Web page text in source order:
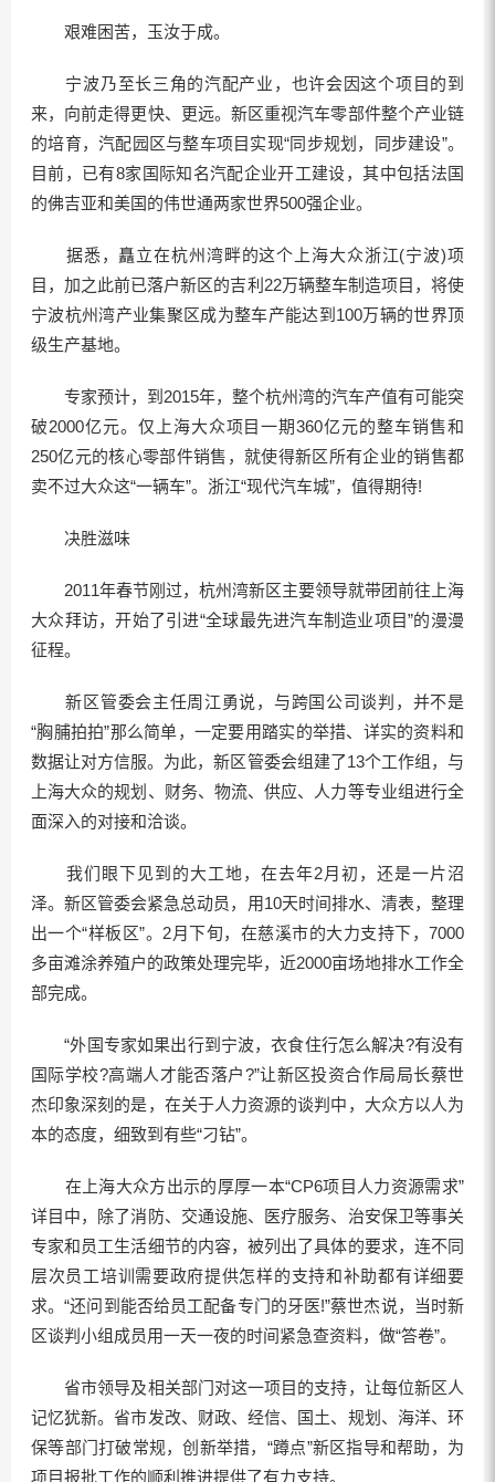
艰难困苦，玉汝于成。
宁波乃至长三角的汽配产业，也许会因这个项目的到
来，向前走得更快、更远。新区重视汽车零部件整个产业链
的培育，汽配园区与整车项目实现“同步规划，同步建设”。
目前，已有8家国际知名汽配企业开工建设，其中包括法国
的佛吉亚和美国的伟世通两家世界500强企业。
据悉，矗立在杭州湾畔的这个上海大众浙江(宁波)项
目，加之此前已落户新区的吉利22万辆整车制造项目，将使
宁波杭州湾产业集聚区成为整车产能达到100万辆的世界顶
级生产基地。
专家预计，到2015年，整个杭州湾的汽车产值有可能突
破2000亿元。仅上海大众项目一期360亿元的整车销售和
250亿元的核心零部件销售，就使得新区所有企业的销售都
卖不过大众这“一辆车”。浙江“现代汽车城”，值得期待!
决胜滋味
2011年春节刚过，杭州湾新区主要领导就带团前往上海
大众拜访，开始了引进“全球最先进汽车制造业项目”的漫漫
征程。
新区管委会主任周江勇说，与跨国公司谈判，并不是
“胸脯拍拍”那么简单，一定要用踏实的举措、详实的资料和
数据让对方信服。为此，新区管委会组建了13个工作组，与
上海大众的规划、财务、物流、供应、人力等专业组进行全
面深入的对接和洽谈。
我们眼下见到的大工地，在去年2月初，还是一片沼
泽。新区管委会紧急总动员，用10天时间排水、清表，整理
出一个“样板区”。2月下旬，在慈溪市的大力支持下，7000
多亩滩涂养殖户的政策处理完毕，近2000亩场地排水工作全
部完成。
“外国专家如果出行到宁波，衣食住行怎么解决?有没有
国际学校?高端人才能否落户?”让新区投资合作局局长蔡世
杰印象深刻的是，在关于人力资源的谈判中，大众方以人为
本的态度，细致到有些“刁钻”。
在上海大众方出示的厚厚一本“CP6项目人力资源需求”
详目中，除了消防、交通设施、医疗服务、治安保卫等事关
专家和员工生活细节的内容，被列出了具体的要求，连不同
层次员工培训需要政府提供怎样的支持和补助都有详细要
求。“还问到能否给员工配备专门的牙医!”蔡世杰说，当时新
区谈判小组成员用一天一夜的时间紧急查资料，做“答卷”。
省市领导及相关部门对这一项目的支持，让每位新区人
记忆犹新。省市发改、财政、经信、国土、规划、海洋、环
保等部门打破常规，创新举措，“蹲点”新区指导和帮助，为
项目报批工作的顺利推进提供了有力支持。